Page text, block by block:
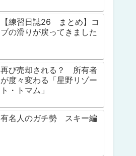
【練習日誌26 まとめ】コ
ブの滑りが戻ってきました
再び売却される？ 所有者
が度々変わる「星野リゾー
ト・トマム」
有名人のガチ勢 スキー編